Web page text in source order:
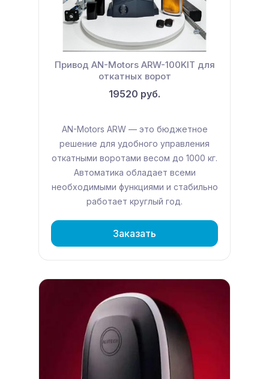
Привод AN-Motors ARW-100KIT для
откатных ворот
19520 руб.
AN-Motors ARW — это бюджетное
решение для удобного управления
откатными воротами весом до 1000 кг.
Автоматика обладает всеми
необходимыми функциями и стабильно
работает круглый год.
Заказать